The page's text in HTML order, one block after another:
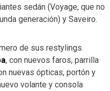
sedán (Voyage, que no
generación) y Saveiro.
de sus restylings.
, con nuevos faros, parrilla
nuevas ópticas, portón y
volante y consola